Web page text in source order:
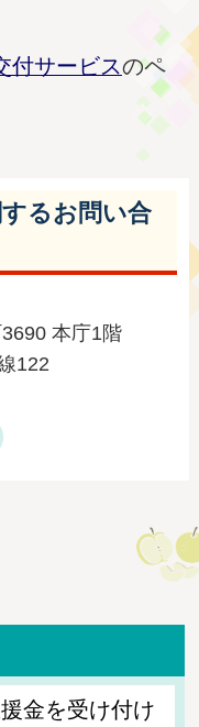
付サービスのペ
るお問い合
本庁1階
122
金を受け付け